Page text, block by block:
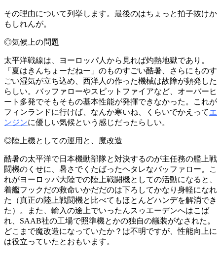
その理由について列挙します。最後のはちょっと拍子抜けか
もしれんが。
◎気候上の問題
太平洋戦線は、ヨーロッパ人から見れば灼熱地獄であり。
「夏はきんちょーだねー」のものすごい酷暑、さらにものす
ごい湿気が立ち込め、西洋人の作った機械は故障が頻発した
らしい。バッファローやスピットファイアなど、オーバーヒ
ート多発でそもそもの基本性能が発揮できなかった。これが
フィンランドに行けば、なんか寒いね、くらいでかえってエ
ンジンに優しい気候という感じだったらしい。
◎陸上機としての運用と、魔改造
酷暑の太平洋で日本機動部隊と対決するのが主任務の艦上戦
闘機のくせに、暑さでくたばったヘタレなバッファロー。こ
れがヨーロッパ大陸での陸上戦闘機としての活動になると、
着艦フックだの救命いかだだのは下ろしてかなり身軽になれ
た（真正の陸上戦闘機と比べてもほとんどハンデを解消でき
た）。また、輸入の途上でいったんスゥエーデンへはこば
れ、SAAB社の工場で照準機とかの独自の艤装がなされた。
どこまで魔改造になっていたか？は不明ですが、性能向上に
は役立っていたとおもいます。